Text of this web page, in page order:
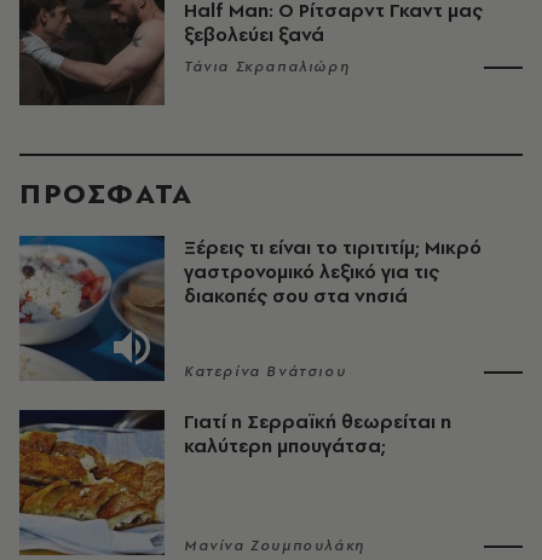
Half Man: Ο Ρίτσαρντ Γκαντ μας
ξεβολεύει ξανά
Τάνια Σκραπαλιώρη
ΠΡΟΣΦΑΤΑ
Ξέρεις τι είναι το τιριτιτίμ; Μικρό
γαστρονομικό λεξικό για τις
διακοπές σου στα νησιά
Κατερίνα Βνάτσιου
Γιατί η Σερραϊκή θεωρείται η
καλύτερη μπουγάτσα;
Μανίνα Ζουμπουλάκη